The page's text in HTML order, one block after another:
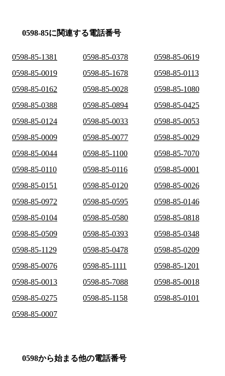
0598-85に関連する電話番号
0598-85-1381 0598-85-0378
0598-85-0619
0598-85-0019
0598-85-1678
0598-85-0113
0598-85-0162
0598-85-0028
0598-85-1080
0598-85-0388
0598-85-0894
0598-85-0425
0598-85-0124
0598-85-0033
0598-85-0053
0598-85-0009
0598-85-0077
0598-85-0029
0598-85-0044
0598-85-1100
0598-85-7070
0598-85-0110
0598-85-0116
0598-85-0001
0598-85-0151
0598-85-0120
0598-85-0026
0598-85-0972
0598-85-0595
0598-85-0146
0598-85-0104
0598-85-0580
0598-85-0818
0598-85-0509
0598-85-0393
0598-85-0348
0598-85-1129
0598-85-0478
0598-85-0209
0598-85-0076
0598-85-1111
0598-85-1201
0598-85-0013
0598-85-7088
0598-85-0018
0598-85-0275
0598-85-1158
0598-85-0101
0598-85-0007
0598から始まる他の電話番号